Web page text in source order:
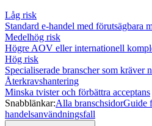
Låg risk
Standard e-handel med förutsägbara
Medelhög risk
Högre AOV eller internationell
Hög risk
Specialiserade branscher som kräver
Återkravshantering
Minska tvister och förbättra acceptans
Snabblänkar:Alla branschsidorGuide
handelsanvändningsfall